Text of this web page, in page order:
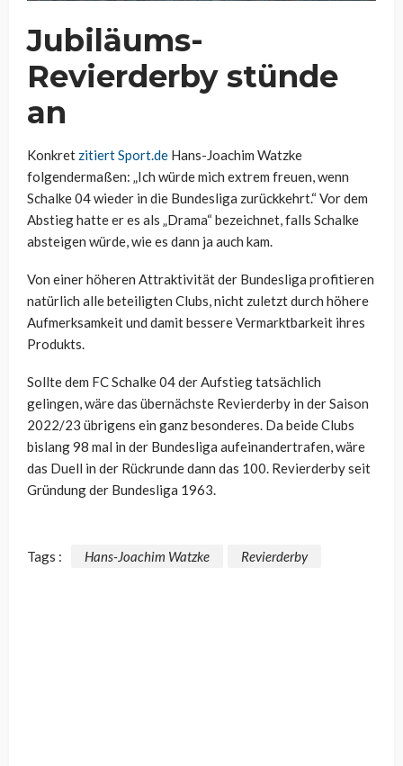
Jubiläums-
Revierderby stünde
an
Konkret zitiert Sport.de Hans-Joachim Watzke
folgendermaßen: „Ich würde mich extrem freuen, wenn
Schalke 04 wieder in die Bundesliga zurückkehrt.“ Vor dem
Abstieg hatte er es als „Drama“ bezeichnet, falls Schalke
absteigen würde, wie es dann ja auch kam.
Von einer höheren Attraktivität der Bundesliga profitieren
natürlich alle beteiligten Clubs, nicht zuletzt durch höhere
Aufmerksamkeit und damit bessere Vermarktbarkeit ihres
Produkts.
Sollte dem FC Schalke 04 der Aufstieg tatsächlich
gelingen, wäre das übernächste Revierderby in der Saison
2022/23 übrigens ein ganz besonderes. Da beide Clubs
bislang 98 mal in der Bundesliga aufeinandertrafen, wäre
das Duell in der Rückrunde dann das 100. Revierderby seit
Gründung der Bundesliga 1963.
Tags : Hans-Joachim Watzke Revierderby